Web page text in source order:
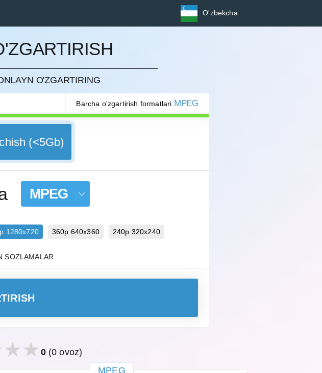
O'zbekcha
O'ZGARTIRING
Barcha o'zgartirish formatlari MPEG
(<5Gb)
MPEG
1280x720 360p 640x360 240p 320x240
SOZLAMALAR
0(0 ovoz)
MPEG